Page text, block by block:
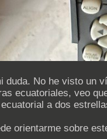
duda. No he visto un
ecuatoriales, veo
a dos
orientarme sobre